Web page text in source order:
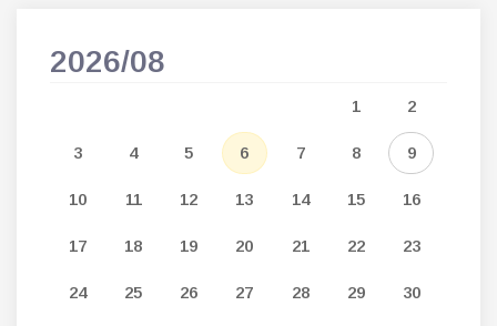
2026/08
1 2
3 4 5 6 7 8 9
10 11 12 13 14 15 16
17 18 19 20 21 22 23
24 25 26 27 28 29 30